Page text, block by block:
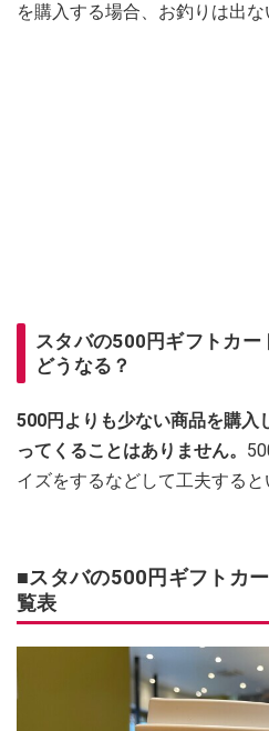
を購入する場合、お釣りは出な
スタバの500円ギフトカー
どうなる？
500円よりも少ない商品を購入
ってくることはありません。
イズをするなどして工夫すると
■スタバの500円ギフトカ
覧表